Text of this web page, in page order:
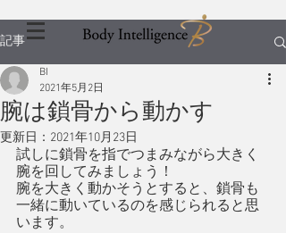
記事
腕は鎖骨から動かす
BI
2021年5月2日
更新日： 2021年10月23日
試しに鎖骨を指でつまみながら大きく
腕を回してみましょう！
腕を大きく動かそうとすると、鎖骨も
一緒に動いているのを感じられると思
います。